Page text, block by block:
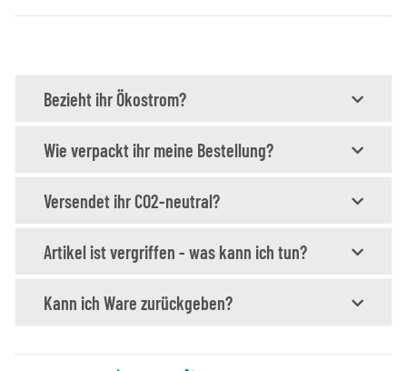
Bezieht ihr Ökostrom?
Wie verpackt ihr meine Bestellung?
Versendet ihr CO2-neutral?
Artikel ist vergriffen - was kann ich tun?
Kann ich Ware zurückgeben?